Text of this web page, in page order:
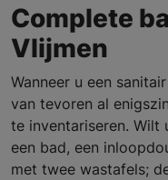
Complete
Vlijmen
Wanneer u een
van tevoren al
te inventariseren. Wilt
een bad, een
met twee wastafels;